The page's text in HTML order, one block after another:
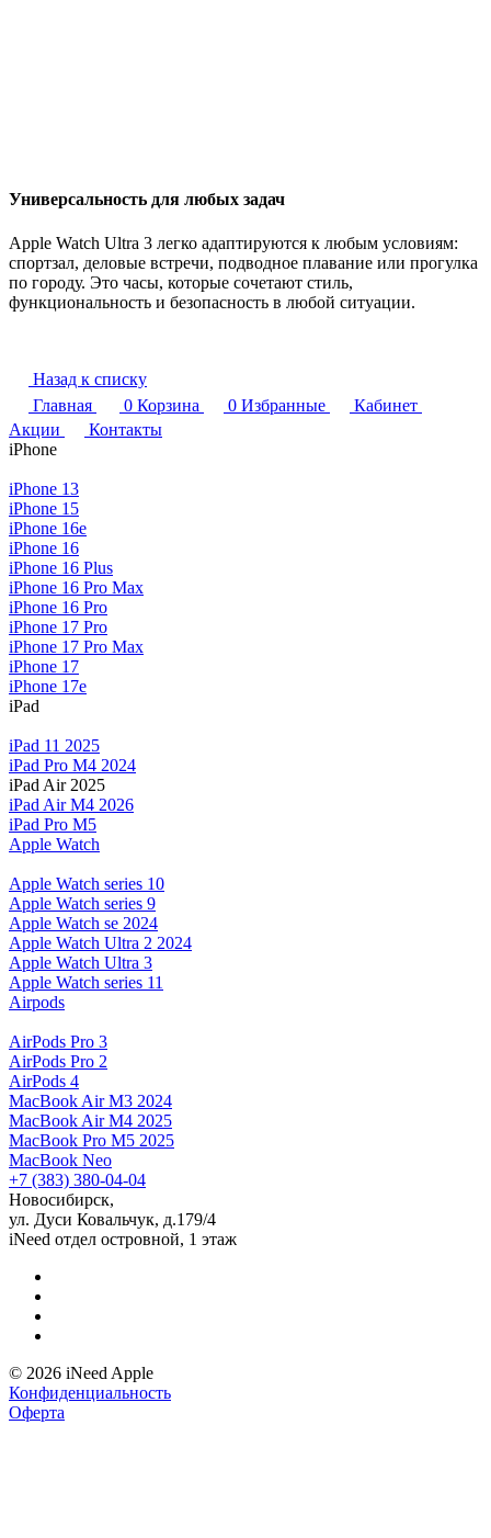
Универсальность для любых задач
Apple Watch Ultra 3 легко адаптируются к любым условиям:
спортзал, деловые встречи, подводное плавание или прогулка
по городу. Это часы, которые сочетают стиль,
функциональность и безопасность в любой ситуации.
Назад к списку
Главная
0 Корзина 0 Избранные
Кабинет
Акции
Контакты
iPhone
iPhone 13
iPhone 15
iPhone 16e
iPhone 16
iPhone 16 Plus
iPhone 16 Pro Max
iPhone 16 Pro
iPhone 17 Pro
iPhone 17 Pro Max
iPhone 17
iPhone 17e
iPad
iPad 11 2025
iPad Pro M4 2024
iPad Air 2025
iPad Air M4 2026
iPad Pro M5
Apple Watch
Apple Watch series 10
Apple Watch series 9
Apple Watch se 2024
Apple Watch Ultra 2 2024
Apple Watch Ultra 3
Apple Watch series 11
Airpods
AirPods Pro 3
AirPods Pro 2
AirPods 4
MacBook Air M3 2024
MacBook Air M4 2025
MacBook Pro M5 2025
MacBook Neo
+7 (383) 380-04-04
Новосибирск,
ул. Дуси Ковальчук, д.179/4
iNeed отдел островной, 1 этаж
© 2026 iNeed Apple
Конфиденциальность
Оферта